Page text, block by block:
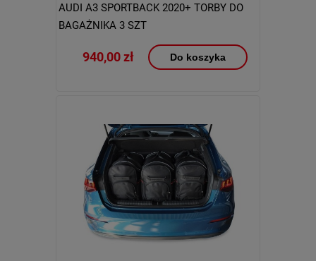
AUDI A3 SPORTBACK 2020+ TORBY DO
BAGAŻNIKA 3 SZT
940,00 zł Do koszyka